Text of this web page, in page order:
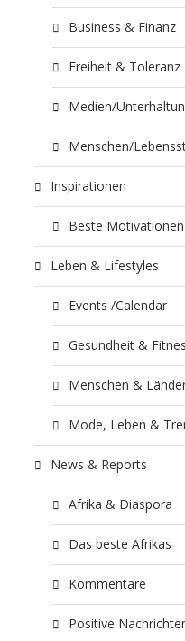
Business & Finanz
Freiheit & Toleranz
Medien/
Menschen/
Inspirationen
Beste Motivationen
Leben & Lifestyles
Events /Calendar
Gesundheit &
Menschen &
Mode, Leben &
News & Reports
Afrika & Diaspora
Das beste Afrikas
Kommentare
Positive